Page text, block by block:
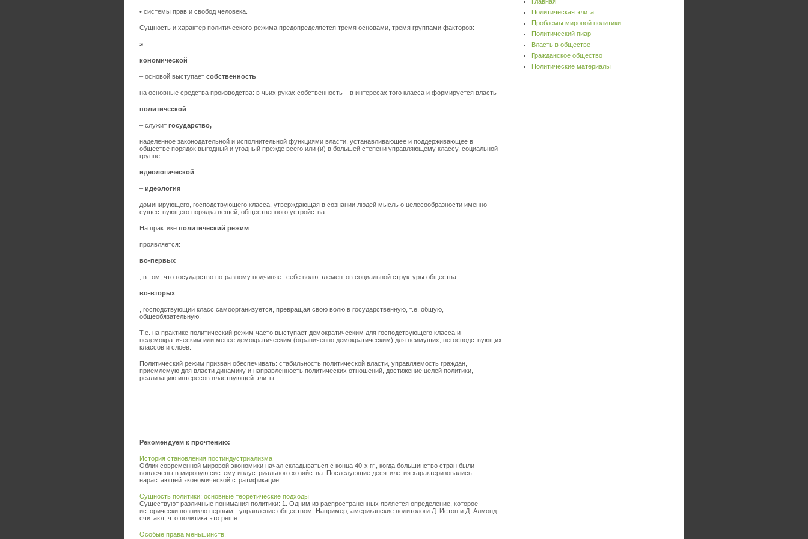
• системы прав и свобод человека.
Сущность и характер политического режима предопределяется тремя основами, тремя группами факторов:
э
кономической
– основой выступает собственность
на основные средства производства: в чьих руках собственность – в интересах того класса и формируется власть
политической
– служит государство,
наделенное законодательной и исполнительной функциями власти, устанавливающее и поддерживающее в
обществе порядок выгодный и угодный прежде всего или (и) в большей степени управляющему классу, социальной
группе
идеологической
– идеология
доминирующего, господствующего класса, утверждающая в сознании людей мысль о целесообразности именно
существующего порядка вещей, общественного устройства
На практике политический режим
проявляется:
во-первых
, в том, что государство по-разному подчиняет себе волю элементов социальной структуры общества
во-вторых
, господствующий класс самоорганизуется, превращая свою волю в государственную, т.е. общую,
общеобязательную.
Т.е. на практике политический режим часто выступает демократическим для господствующего класса и
недемократическим или менее демократическим (ограниченно демократическим) для неимущих, негосподствующих
классов и слоев.
Политический режим призван обеспечивать: стабильность политической власти, управляемость граждан,
приемлемую для власти динамику и направленность политических отношений, достижение целей политики,
реализацию интересов властвующей элиты.
Рекомендуем к прочтению:
История становления постиндустриализма
Облик современной мировой экономики начал складываться с конца 40-х гг., когда большинство стран были
вовлечены в мировую систему индустриального хозяйства. Последующие десятилетия характеризовались
нарастающей экономической стратификацие ...
Сущность политики: основные теоретические подходы
Существуют различные понимания политики: 1. Одним из распространенных является определение, которое
исторически возникло первым - управление обществом. Например, американские политологи Д. Истон и Д. Алмонд
считают, что политика это реше ...
Особые права меньшинств.
Политическая элита
Проблемы мировой политики
Политический пиар
Власть в обществе
Гражданское общество
Политические материалы